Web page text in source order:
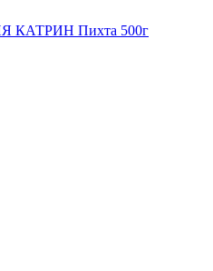
КАТРИН Пихта 500г